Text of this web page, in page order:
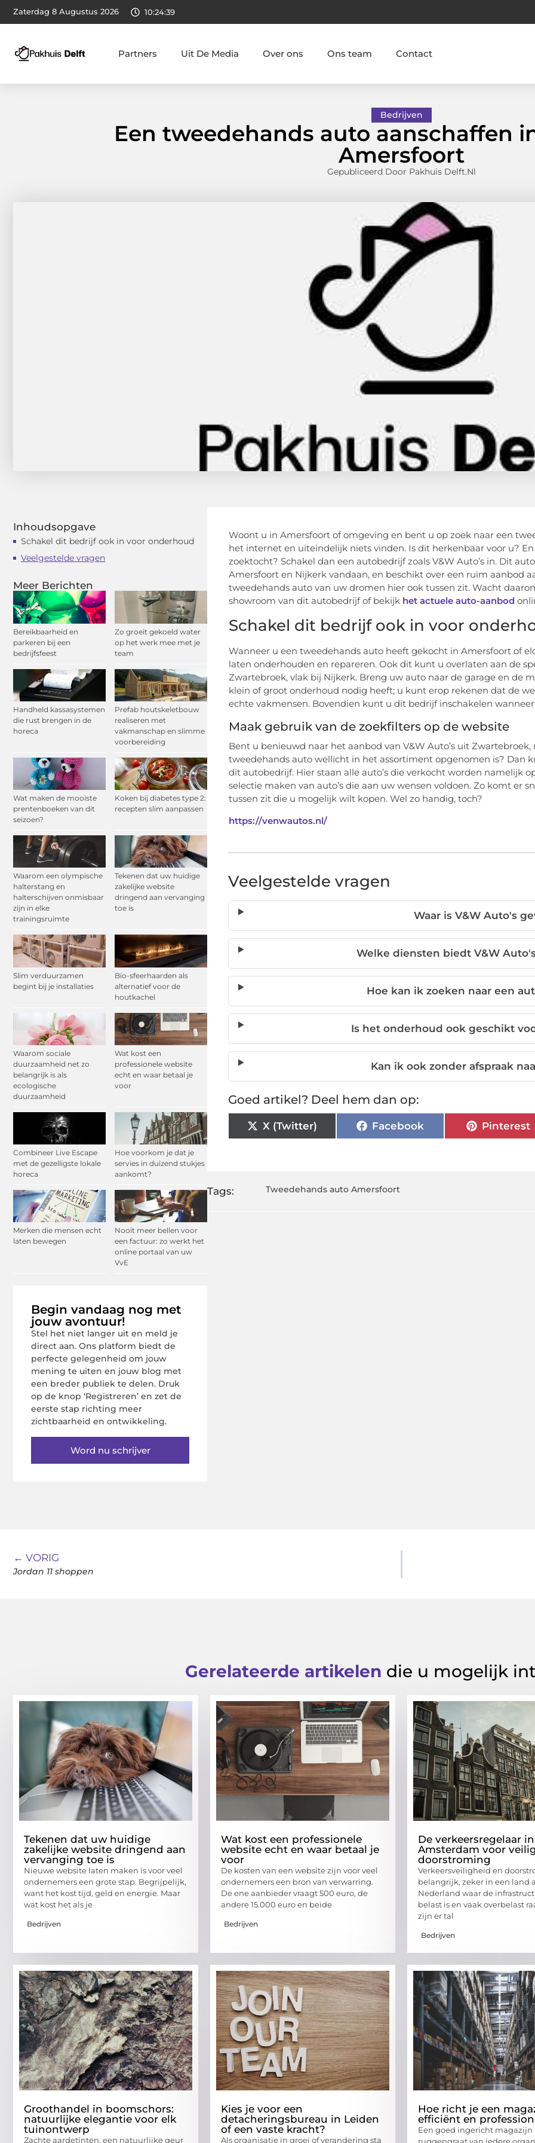
Zaterdag 8 Augustus 2026 10:24:39
Partners Uit De Media Over ons Ons team Contact
Bedrijven
Een tweedehands auto aanschaffen
Amersfoort
Gepubliceerd Door Pakhuis Delft.nl
Inhoudsopgave
Schakel dit bedrijf ook in voor onderhoud
Veelgestelde vragen
Meer Berichten
Bereikbaarheid en
parkeren bij een
bedrijfsfeest
Zo groeit gekoeld water
op het werk mee met je
team
Handheld kassasystemen
die rust brengen in de
horeca
Prefab houtskeletbouw
realiseren met
vakmanschap en slimme
voorbereiding
Wat maken de mooiste
prentenboeken van dit
seizoen?
Koken bij diabetes type 2:
recepten slim aanpassen
Waarom een olympische
halterstang en
halterschijven onmisbaar
zijn in elke
trainingsruimte
Tekenen dat uw huidige
zakelijke website
dringend aan vervanging
toe is
Slim verduurzamen
begint bij je installaties
Bio-sfeerhaarden als
alternatief voor de
houtkachel
Waarom sociale
duurzaamheid net zo
belangrijk is als
ecologische
duurzaamheid
Wat kost een
professionele website
echt en waar betaal je
voor
Combineer Live Escape
met de gezelligste lokale
horeca
Hoe voorkom je dat je
servies in duizend stukjes
aankomt?
Merken die mensen echt
laten bewegen
Nooit meer bellen voor
een factuur: zo werkt het
online portaal van uw
VvE
Begin vandaag nog met
jouw avontuur!
Stel het niet langer uit en meld je
direct aan. Ons platform biedt de
perfecte gelegenheid om jouw
mening te uiten en jouw blog met
een breder publiek te delen. Druk
op de knop ‘Registreren’ en zet de
eerste stap richting meer
zichtbaarheid en ontwikkeling.
Word nu schrijver
Woont u in Amersfoort of omgeving en bent u op zoek naar een
het internet en uiteindelijk niets vinden. Is dit herkenbaar voor u?
zoektocht? Schakel dan een autobedrijf zoals V&W Auto’s in. Dit
Amersfoort en Nijkerk vandaan, en beschikt over een ruim aanbod
tweedehands auto van uw dromen hier ook tussen zit. Wacht
showroom van dit autobedrijf of bekijk het actuele auto-aanbod
Schakel dit bedrijf ook in voor
Wanneer u een tweedehands auto heeft gekocht in Amersfoort of
laten onderhouden en repareren. Ook dit kunt u overlaten aan de
Zwartebroek, vlak bij Nijkerk. Breng uw auto naar de garage en de
klein of groot onderhoud nodig heeft; u kunt erop rekenen dat de
echte vakmensen. Bovendien kunt u dit bedrijf inschakelen
Maak gebruik van de zoekfilters op de website
Bent u benieuwd naar het aanbod van V&W Auto’s uit
tweedehands auto wellicht in het assortiment opgenomen is? Dan
dit autobedrijf. Hier staan alle auto’s die verkocht worden namelijk
selectie maken van auto’s die aan uw wensen voldoen. Zo komt er
tussen zit die u mogelijk wilt kopen. Wel zo handig, toch?
https://venwautos.nl/
Veelgestelde vragen
Waar is V&W Auto's
Welke diensten biedt V&W
Hoe kan ik zoeken naar een
Is het onderhoud ook geschikt
Kan ik ook zonder afspraak
Goed artikel? Deel hem dan op:
X (Twitter) Facebook Pinterest
Tags: Tweedehands auto Amersfoort
← VORIG
Jordan 11 shoppen
Gerelateerde artikelen die u mogelijk
Tekenen dat uw huidige
zakelijke website dringend aan
vervanging toe is
Nieuwe website laten maken is voor veel
ondernemers een grote stap. Begrijpelijk,
want het kost tijd, geld en energie. Maar
wat kost het als je
Bedrijven
Wat kost een professionele
website echt en waar betaal je
voor
De kosten van een website zijn voor veel
ondernemers een bron van verwarring.
De ene aanbieder vraagt 500 euro, de
andere 15.000 euro en beide
Bedrijven
De verkeersregelaar in
Amsterdam voor
doorstroming
Verkeersveiligheid en
belangrijk, zeker in een land
Nederland waar de
belast is en vaak overbelast
zijn er tal
Bedrijven
Groothandel in boomschors:
natuurlijke elegantie voor elk
tuinontwerp
Zachte aardetinten, een natuurlijke geur
Kies je voor een
detacheringsbureau in Leiden
of een vaste kracht?
Als organisatie in groei of verandering sta
Hoe richt je een
efficiënt en
Een goed ingericht magazijn